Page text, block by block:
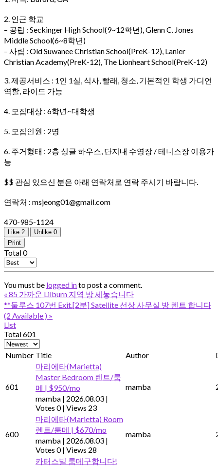
2. 인근 학교
– 공립 : Seckinger High School(9~12학년), Glenn C. Jones
Middle School(6~8학년)
– 사립 : Old Suwanee Christian School(PreK-12), Lanier
Christian Academy(PreK-12), The Lionheart School(PreK-12)
3. 제공서비스 : 1인 1실, 식사, 빨래, 청소, 기본적인 학생 가디언
역할, 라이드 가능
4. 모집대상 : 6학년~대학생
5. 모집인원 : 2명
6. 주거형태 : 2층 싱글 하우스, 단지내 수영장 / 테니스장 이용가
능
$$ 관심 있으신 분은 아래 연락처로 연락 주시기 바랍니다.
연락처 : msjeong01@gmail.com
470-985-1124
Like 2 Unlike 0
Print
Total0
You must be logged into post a comment.
« 85 가까운 Lilburn 지역 방 세놓습니다
**둘루스 107번 Exit.[2분] Satellite 선상 사무실 방 렌트 합니다
(2 Available ) »
List
Total 601
Number Title Author
601
마리에타(Marietta)
Master Bedroom 렌트/룸
메 | $950/mo
mamba | 2026.08.03 |
Votes 0 | Views 23
mamba
600
마리에타(Marietta) Room
렌트/룸메 | $670/mo
mamba | 2026.08.03 |
Votes 0 | Views 28
mamba
카터스빌 룸메구합니다!